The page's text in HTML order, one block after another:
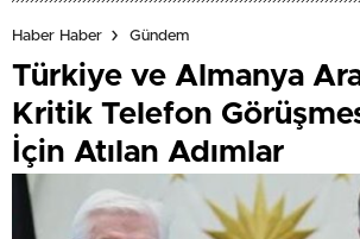
Haber Haber Gündem
Türkiye ve Almanya
Kritik Telefon
İçin Atılan Adımlar